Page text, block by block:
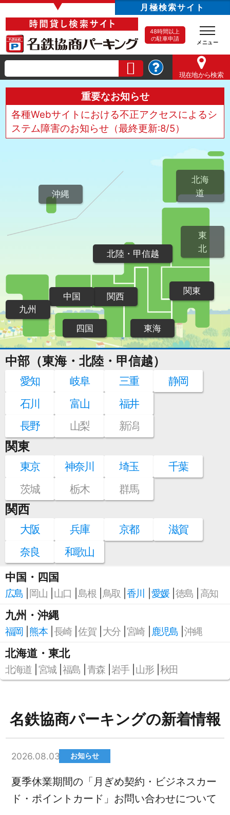
▼ 月極検索サイト
48時間以上
の駐車申請
現在地から検索
重要なお知らせ
各種Webサイトにおける不正アクセスによるシ
ステム障害のお知らせ（最終更新:8/5）
北海
道
東
北
関東
北陸・甲信越
東海
関西
中国
四国
九州
沖縄
中部（東海・北陸・甲信越）
愛知 岐阜 三重
静岡
石川
富山
福井
長野
山梨 新潟
関東
東京 神奈川 埼玉
千葉
茨城
栃木 群馬
関西
大阪 兵庫 京都
滋賀
奈良
和歌山
中国・四国
広島 岡山 山口 島根 鳥取 香川 愛媛 徳島 高知
九州・沖縄
福岡 熊本 長崎 佐賀 大分 宮崎 鹿児島 沖縄
北海道・東北
北海道 宮城 福島 青森 岩手 山形 秋田
名鉄協商パーキングの新着情報
2026.08.03 お知らせ
夏季休業期間の「月ぎめ契約・ビジネスカー
ド・ポイントカード」お問い合わせについて